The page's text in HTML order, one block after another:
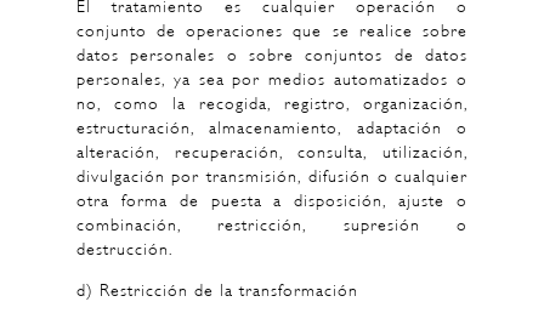
El tratamiento es cualquier operación o
conjunto de operaciones que se realice sobre
datos personales o sobre conjuntos de datos
personales, ya sea por medios automatizados o
no, como la recogida, registro, organización,
estructuración, almacenamiento, adaptación o
alteración, recuperación, consulta, utilización,
divulgación por transmisión, difusión o cualquier
otra forma de puesta a disposición, ajuste o
combinación, restricción, supresión o
destrucción.
d) Restricción de la transformación